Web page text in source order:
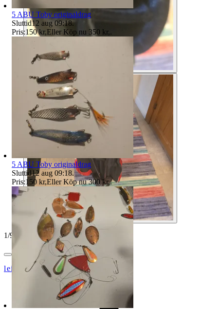
1/9
leifivar_2007
5 ABU Toby originaldrag
Sluttid12 aug 09:18.
Pris:150 kr,Eller Köp nu 350 kr,.
5 ABU Toby originaldrag
Sluttid12 aug 09:18.
Pris:150 kr,Eller Köp nu 300 kr,.